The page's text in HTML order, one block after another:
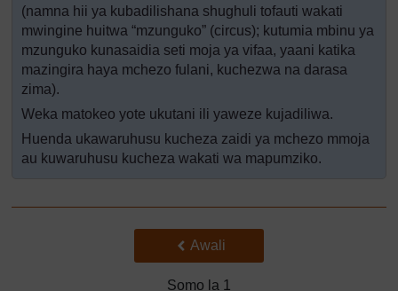
(namna hii ya kubadilishana shughuli tofauti wakati
mwingine huitwa “mzunguko” (circus); kutumia mbinu ya
mzunguko kunasaidia seti moja ya vifaa, yaani katika
mazingira haya mchezo fulani, kuchezwa na darasa
zima).
Weka matokeo yote ukutani ili yaweze kujadiliwa.
Huenda ukawaruhusu kucheza zaidi ya mchezo mmoja
au kuwaruhusu kucheza wakati wa mapumziko.
Back to previous page
Awali
Somo la 1